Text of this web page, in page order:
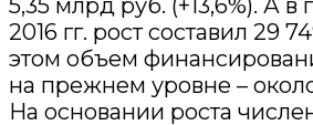
2016 гг. рост составил 29
этом объем
на прежнем уровне –
На основании роста